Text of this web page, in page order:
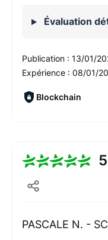
Évaluation
Publication : 13/01/
Expérience : 08/01/
Blockchain
5
PASCALE N. -